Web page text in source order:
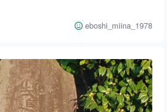
eboshi_miina_1978